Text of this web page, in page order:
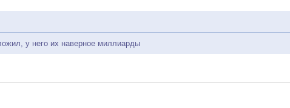
у него их наверное миллиарды